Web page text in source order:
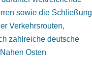
sowie die Schließung
Verkehrsrouten,
zahlreiche deutsche
Osten